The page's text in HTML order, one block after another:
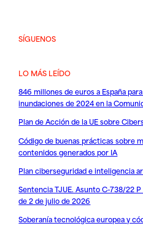
SÍGUENOS
LO MÁS LEÍDO
846 millones de euros a España
inundaciones de 2024 en la
Plan de Acción de la UE sobre
Código de buenas prácticas sobre
contenidos generados por IA
Plan ciberseguridad e inteligencia
Sentencia TJUE. Asunto C-738/22
de 2 de julio de 2026
Soberanía tecnológica europea y